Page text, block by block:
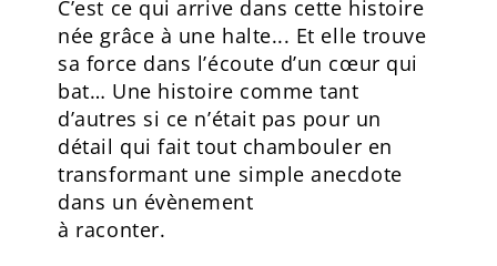
C’est ce qui arrive dans cette histoire
née grâce à une halte... Et elle trouve
sa force dans l’écoute d’un cœur qui
bat… Une histoire comme tant
d’autres si ce n’était pas pour un
détail qui fait tout chambouler en
transformant une simple anecdote
dans un évènement
à raconter.